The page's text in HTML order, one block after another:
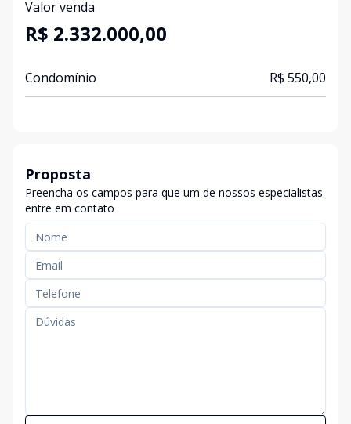
Valor venda
R$ 2.332.000,00
Condomínio R$ 550,00
Proposta
Preencha os campos para que um de nossos especialistas
entre em contato